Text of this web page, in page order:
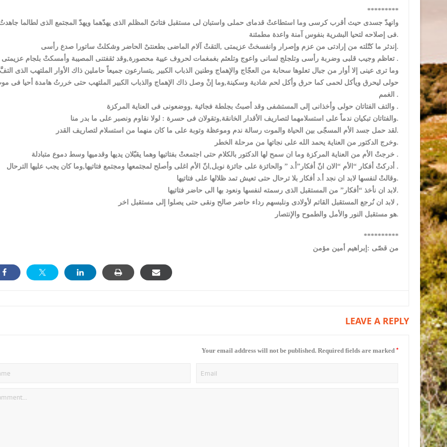
*********
وانهدّ جسدى حيث أقرب كرسى وما استطاعتْ قدماى حملى واستبان لى مستقبل فتاتىّ المظلم الذى يهدّهما ويهدّ المجتمع الذى لطالما
فى إصلاحه لتحيا البشرية بنفوس آمنة واعدة مطمئنة.
إندثر ما كتّلته من إرادتى من عزم وإصرار وانفسختْ عزيمتى ,التقتْ آلام الماضى بطعنتىْ الحاضر وشكلتْ ساتورا صدع رأسى.
تعاظم وجيب قلبى وضربة رأسى وتلجلج لسانى واعوج وتلعثم بغمغمات لحروف عيية محصورة,وقد ثقفتنى المصيبة وأمسكتْ بلجام عزيمتى .
وما ترى عينى إلا أوار من جبال تعلوها سحابة من العجّاج والإهماج وطنين الذباب الكبير ,يتسارعون جميعاً حاملين ذاك الأوار الملتهب الذى
حولى ليحرق ويأكل لحمى كما حرق وأكل لحم شادية وسكينة,وما إنْ وصل ذاك الإهماج والذباب الكبير الملتهب حتى خررتُ هامدة أحيا فى
الغمم .
والتف الفتاتان حولى وأخذانى إلى المستشفى وقد أصبتُ بجلطة فجائية ,ووضعونى فى العناية المركزة .
والفتاتان تبكيان ندماً على استسلامهما لتصاريف الأقدار الخانقة,وتقولان فى حسرة : لولا نقاوم ونصبر على ما بدر منا.
لقد حمل جسد الأم المسجّى بين الحياة والموت رسالة ندم وموعظة وتوبة على ما كان منهما من استسلام لتصاريف القدر.
وخرج الدكتور من العناية يحمد الله على نجاتها من مرحلة الخطر.
خرجتْ الأم من العناية المركزة وما ان سمح لها الدكتور بالكلام حتى اجتمعتْ بفتاتيها وهما يقبّلان يديها وقدميها وسط دموع متبادلة .
أدركتْ أفكار “الأم “الان انّ أفكار”أ.د ” والحائزة على جائزة نوبل,انّ الأم اغلى وأصلح لمجتمعها ومجتمع فتاتيها,وما كان يجب عليها الترحال .
وقالتْ لنفسها لابد ان نجد أ.د أفكار بلا ترحال حتى تعيش تمد ظلالها على فتاتيها.
لابد ان نأخذ “أفكار” من المستقبل الذى رسمته لنفسها ونعود بها الى حاضر فتاتيها.
لابد ان نُرجع المستقبل القاتم لأولادى ونلبسهم رداء حاضر صالح ونقى حتى يصلوا إلى مستقبل اخر ,
هو مستقبل النور والأمل والطموح والإنتصار.
**********
من قصّى :إبراهيم أمين مؤمن
LEAVE A REPLY
Your email address will not be published. Required fields are marked *